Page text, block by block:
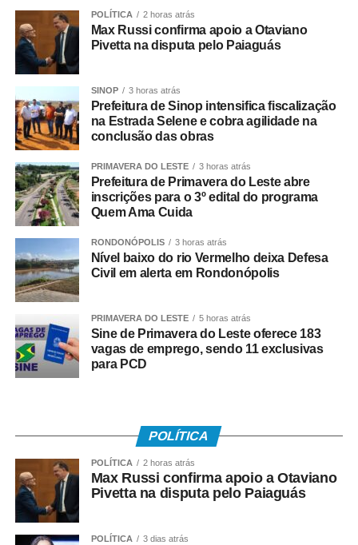
diálogo com diferentes setores da sociedade e orientar
gestores públicos e o setor produtivo sobre os efeitos da
Reforma Tributária e seus reflexos no desenvolvimento
econômico do estado.
Para Albano, o novo modelo representa um avanço na
transparência do sistema tributário e na promoção de um
ambiente econômico mais justo. “Passamos a ter um
age corretamente paga e quem agia de forma incorreta
também terá que pagar. Isso, na minha avaliação,
democratiza o ambiente econômico.”
O presidente da Copsfid também ressaltou o papel
orientativo do Tribunal de Contas durante o período de
transição. “Nossa atuação tem sido voltada,
desenvolvimento econômico. Temos procurado mostrar
que a Reforma Tributária apresenta mais pontos positivos
do que negativos.”
oportunidades de crescimento. “Mato Grosso possui uma
riqueza amplamente reconhecida, mas que ainda está
concentrada nas mãos de poucos. O grande desafio é
distribuir esse desenvolvimento e a Reforma Tributária
pode ser um importante instrumento para alcançar esse
objetivo.”
POLÍTICA 2 horas atrás
Max Russi confirma apoio a Otaviano
Pivetta na disputa pelo Paiaguás
SINOP 3 horas atrás
Prefeitura de Sinop intensifica fiscalização
na Estrada Selene e cobra agilidade na
conclusão das obras
PRIMAVERA DO LESTE 3 horas atrás
Prefeitura de Primavera do Leste abre
inscrições para o 3º edital do programa
Quem Ama Cuida
RONDONÓPOLIS 3 horas atrás
Nível baixo do rio Vermelho deixa Defesa
Civil em alerta em Rondonópolis
PRIMAVERA DO LESTE 5 horas atrás
Sine de Primavera do Leste oferece 183
vagas de emprego, sendo 11 exclusivas
para PCD
POLÍTICA
POLÍTICA 2 horas atrás
Max Russi confirma apoio a Otaviano
Pivetta na disputa pelo Paiaguás
POLÍTICA 3 dias atrás